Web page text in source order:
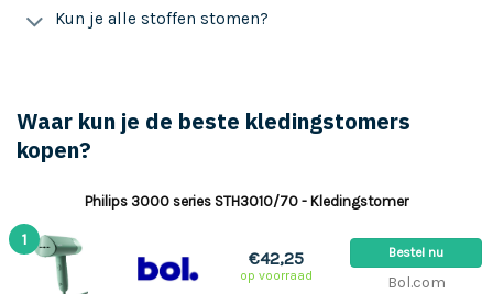
Kun je alle stoffen stomen?
Waar kun je de beste kledingstomers
kopen?
Philips 3000 series STH3010/70 - Kledingstomer
1
€42,25
op voorraad
Bestel nu
Bol.com